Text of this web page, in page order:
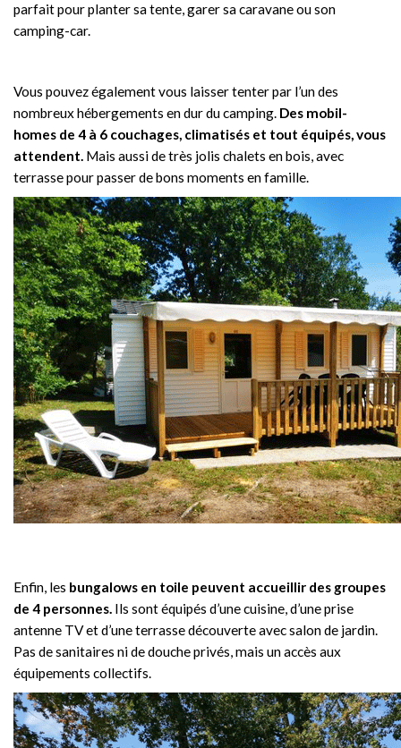
parfait pour planter sa tente, garer sa caravane ou son
camping-car.
Vous pouvez également vous laisser tenter par l’un des
nombreux hébergements en dur du camping. Des mobil-
homes de 4 à 6 couchages, climatisés et tout équipés, vous
attendent. Mais aussi de très jolis chalets en bois, avec
terrasse pour passer de bons moments en famille.
Enfin, les bungalows en toile peuvent accueillir des groupes
de 4 personnes. Ils sont équipés d’une cuisine, d’une prise
antenne TV et d’une terrasse découverte avec salon de jardin.
Pas de sanitaires ni de douche privés, mais un accès aux
équipements collectifs.